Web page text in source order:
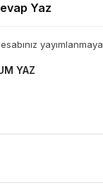
Yaz
YAZ